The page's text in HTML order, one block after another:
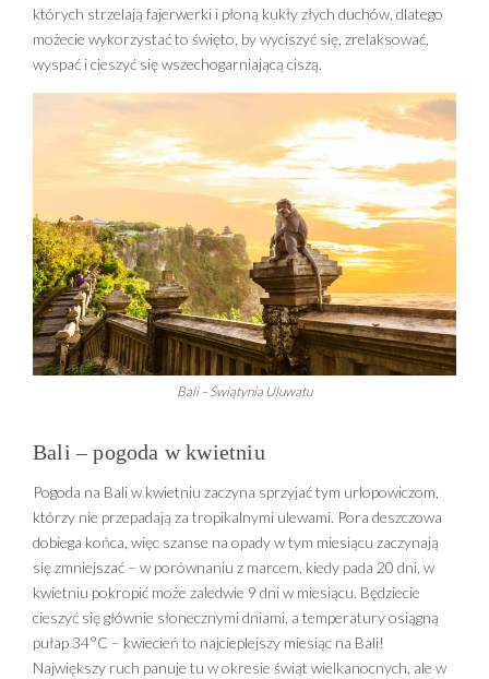
których strzelają fajerwerki i płoną kukły złych duchów, dlatego
możecie wykorzystać to święto, by wyciszyć się, zrelaksować,
wyspać i cieszyć się wszechogarniającą ciszą.
Bali – Świątynia Uluwatu
Bali – pogoda w kwietniu
Pogoda na Bali w kwietniu zaczyna sprzyjać tym urlopowiczom,
którzy nie przepadają za tropikalnymi ulewami. Pora deszczowa
dobiega końca, więc szanse na opady w tym miesiącu zaczynają
się zmniejszać – w porównaniu z marcem, kiedy pada 20 dni, w
kwietniu pokropić może zaledwie 9 dni w miesiącu. Będziecie
cieszyć się głównie słonecznymi dniami, a temperatury osiągną
pułap 34°C – kwiecień to najcieplejszy miesiąc na Bali!
Największy ruch panuje tu w okresie świąt wielkanocnych, ale w